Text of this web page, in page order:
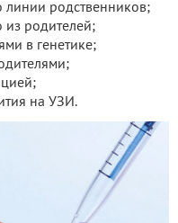
линии родственников;
из родителей;
в генетике;
на УЗИ.